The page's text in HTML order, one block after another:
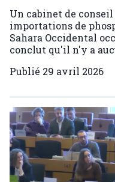
Un cabinet de
importations de
Sahara Occidental
conclut qu'il n'y a
Publié 29 avril 2026